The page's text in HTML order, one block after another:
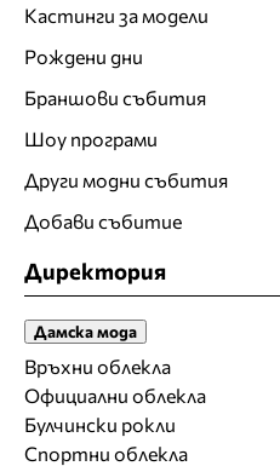
Кастинги за модели
Рождени дни
Браншови събития
Шоу програми
Други модни събития
Добави събитие
Директория
Дамска мода
Връхни облекла
Официални облекла
Булчински рокли
Спортни облекла